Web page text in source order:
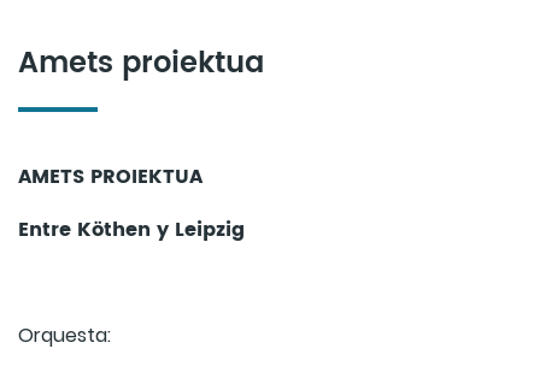
Amets proiektua
AMETS PROIEKTUA
Entre Köthen y Leipzig
Orquesta: